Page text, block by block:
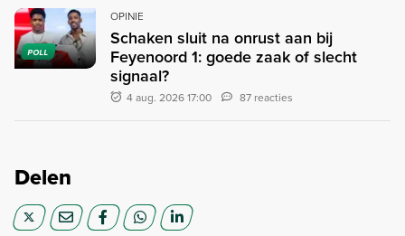
POLL
OPINIE
Schaken sluit na onrust aan bij
Feyenoord 1: goede zaak of slecht
signaal?
4 aug. 2026 17:00 87 reacties
Delen